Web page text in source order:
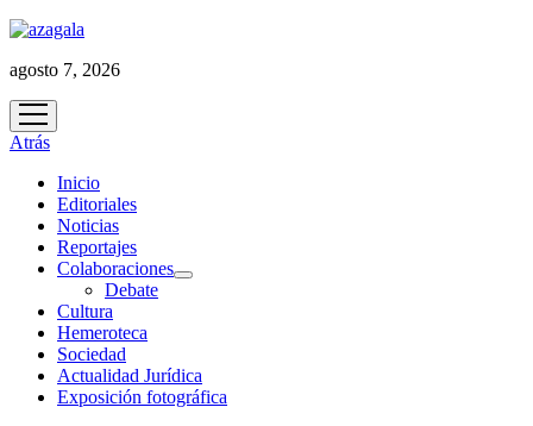
agosto 7, 2026
abrir
menú
Atrás
Inicio
Editoriales
Noticias
Reportajes
Colaboraciones
abrir
Debate
Cultura
Hemeroteca
Sociedad
Actualidad Jurídica
Exposición fotográfica